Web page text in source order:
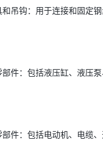
吊钩：用于连接和固定
件：包括液压缸、液压
部件：包括电动机、电缆